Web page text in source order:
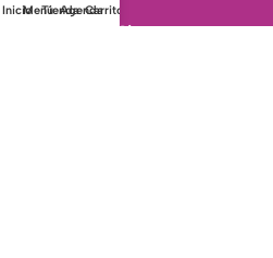
Agenda tu Cita
InicioMenúTiendaAgendaCarrito